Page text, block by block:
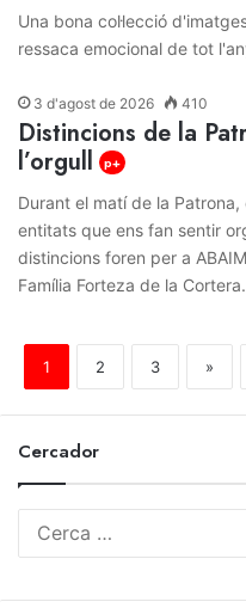
Una bona col·lecció
ressaca emocional de tot
3 d'agost de 2026 410
Distincions de la
l’orgull
p+
Durant el matí de la
entitats que ens fan sentir
distincions foren per a
Família Forteza de la Cortera.
1 2 3 »
Cercador